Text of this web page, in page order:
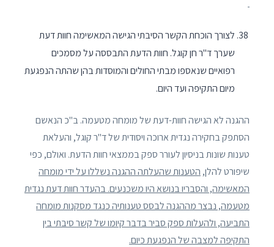
לצורך הוכחת הקשר הסיבתי הגישה המאשימה חוות דעת
שערך ד"ר חן קוגל. חוות הדעת התבססה על מסמכים
רפואיים שנאספו מבתי החולים והמוסדות בהן שהתה הנפגעת
מיום התקיפה ועד היום.
ההגנה לא הגישה חוות-דעת של מומחה מטעמה. ב"כ הנאשם
הסתפק בחקירה נגדית ארוכה ויסודית של ד"ר קוגל, והעלאת
טענות שונות בניסיון לעורר ספק בממצאי חוות הדעת. ואולם, כפי
שיפורט להלן, הטענות שהעלתה ההגנה נשללו על ידי מומחה
המאשימה, והסבריו בנושא היו משכנעים. בהעדר חוות דעת נגדית
מטעמה, נבצר מההגנה לבסס טענותיה כנגד מסקנות מומחה
התביעה, ולהעלות ספק סביר בדבר קיומו של קשר סיבתי בין
התקיפה למצבה של הנפגעת כיום.